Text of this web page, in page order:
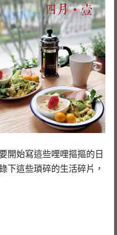
開始寫這些哩哩摳摳的日
下這些瑣碎的生活碎片，